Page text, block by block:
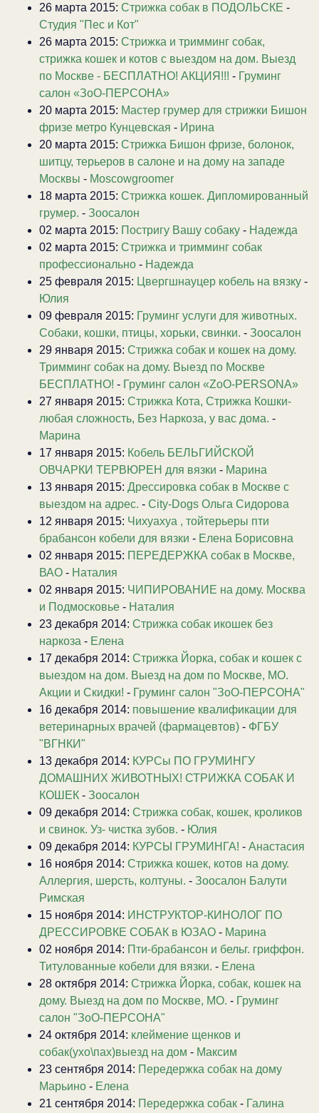
26 марта 2015: Стрижка собак в ПОДОЛЬСКЕ -
Студия "Пес и Кот"
26 марта 2015: Стрижка и тримминг собак,
стрижка кошек и котов с выездом на дом. Выезд
по Москве - БЕСПЛАТНО! АКЦИЯ!!! - Груминг
салон «ЗоО-ПЕРСОНА»
20 марта 2015: Мастер грумер для стрижки Бишон
фризе метро Кунцевская - Ирина
20 марта 2015: Стрижка Бишон фризе, болонок,
шитцу, терьеров в салоне и на дому на западе
Москвы - Moscowgroomer
18 марта 2015: Стрижка кошек. Дипломированный
грумер. - Зоосалон
02 марта 2015: Постригу Вашу собаку - Надежда
02 марта 2015: Стрижка и тримминг собак
профессионально - Надежда
25 февраля 2015: Цвергшнауцер кобель на вязку -
Юлия
09 февраля 2015: Груминг услуги для животных.
Собаки, кошки, птицы, хорьки, свинки. - Зоосалон
29 января 2015: Стрижка собак и кошек на дому.
Тримминг собак на дому. Выезд по Москве
БЕСПЛАТНО! - Груминг салон «ZoO-PERSONA»
27 января 2015: Стрижка Кота, Стрижка Кошки-
любая сложность, Без Наркоза, у вас дома. -
Марина
17 января 2015: Кобель БЕЛЬГИЙСКОЙ
ОВЧАРКИ ТЕРВЮРЕН для вязки - Марина
13 января 2015: Дрессировка собак в Москве с
выездом на адрес. - City-Dogs Ольга Сидорова
12 января 2015: Чихуахуа , тойтерьеры пти
брабансон кобели для вязки - Елена Борисовна
02 января 2015: ПЕРЕДЕРЖКА собак в Москве,
ВАО - Наталия
02 января 2015: ЧИПИРОВАНИЕ на дому. Москва
и Подмосковье - Наталия
23 декабря 2014: Стрижка собак икошек без
наркоза - Елена
17 декабря 2014: Стрижка Йорка, собак и кошек с
выездом на дом. Выезд на дом по Москве, МО.
Акции и Скидки! - Груминг салон "ЗоО-ПЕРСОНА"
16 декабря 2014: повышение квалификации для
ветеринарных врачей (фармацевтов) - ФГБУ
"ВГНКИ"
13 декабря 2014: КУРСы ПО ГРУМИНГУ
ДОМАШНИХ ЖИВОТНЫХ! СТРИЖКА СОБАК И
КОШЕК - Зоосалон
09 декабря 2014: Стрижка собак, кошек, кроликов
и свинок. Уз- чистка зубов. - Юлия
09 декабря 2014: КУРСЫ ГРУМИНГА! - Анастасия
16 ноября 2014: Стрижка кошек, котов на дому.
Аллергия, шерсть, колтуны. - Зоосалон Балути
Римская
15 ноября 2014: ИНСТРУКТОР-КИНОЛОГ ПО
ДРЕССИРОВКЕ СОБАК в ЮЗАО - Марина
02 ноября 2014: Пти-брабансон и бельг. гриффон.
Титулованные кобели для вязки. - Елена
28 октября 2014: Стрижка Йорка, собак, кошек на
дому. Выезд на дом по Москве, МО. - Груминг
салон "ЗоО-ПЕРСОНА"
24 октября 2014: клеймение щенков и
собак(ухо\пах)выезд на дом - Максим
23 сентября 2014: Передержка собак на дому
Марьино - Елена
21 сентября 2014: Передержка собак - Галина